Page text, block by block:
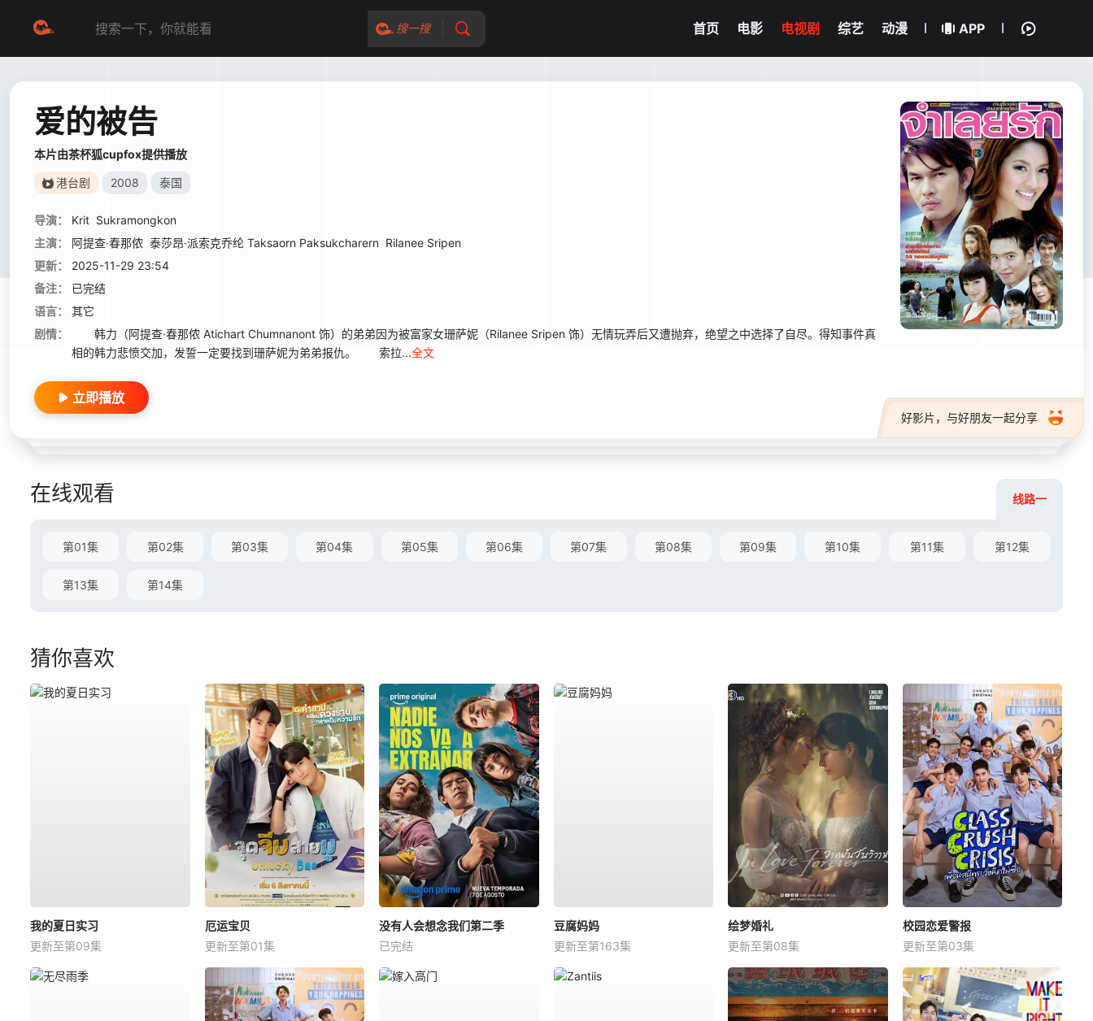
搜一搜 首页 电影 电视剧 综艺 动漫 APP
爱的被告
本片由茶杯狐cupfox提供播放
港台剧 2008 泰国
导演： Krit Sukramongkon
主演：
阿提查·春那侬 泰莎昂·派索克乔纶 Taksaorn Paksukcharern Rilanee Sripen
更新：
2025-11-29 23:54
备注：
已完结
语言：
其它
剧情：
韩力（阿提查·春那侬 Atichart Chumnanont 饰）的弟弟因为被富家女珊萨妮（Rilanee Sripen 饰）无情玩弄后又遭抛弃，绝望之中选择了自尽。得知事件真
相的韩力悲愤交加，发誓一定要找到珊萨妮为弟弟报仇。 索拉...全文
好影片，与好朋友一起分享
立即播放
在线观看 线路一
第01集 第02集 第03集 第04集 第05集 第06集 第07集 第08集 第09集 第10集 第11集 第12集
第13集 第14集
猜你喜欢
我的夏日实习
更新至第09集
厄运宝贝
更新至第01集
没有人会想念我们第二季
已完结
豆腐妈妈
更新至第163集
绘梦婚礼
更新至第08集
校园恋爱警报
更新至第03集